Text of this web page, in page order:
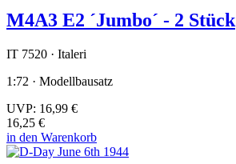
M4A3 E2 ´Jumbo´ - 2 Stück
IT 7520 · Italeri
1:72 · Modellbausatz
UVP: 16,99 €
16,25 €
in den Warenkorb